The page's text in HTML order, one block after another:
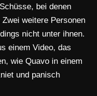
bei denen
weitere Personen
nicht unter ihnen.
einem Video, das
wie Quavo in einem
und panisch